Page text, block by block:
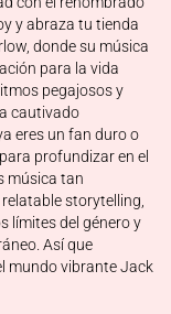
y abraza tu tienda
donde su música
para la vida
pegajosos y
cautivado
eres un fan duro o
profundizar en el
música tan
storytelling,
límites del género y
Así que
mundo vibrante Jack